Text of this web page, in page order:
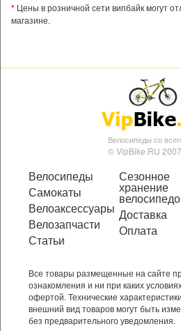
* Цены в розничной сети випбайк могут
магазине.
Велосипеды со
© VipBike.RU
Велосипеды
Самокаты
Велоаксессуары
Велозапчасти
Статьи
Сезонное
хранение
Доставка
Оплата
Все товары размещенные на сайте
ознакомления и ни при каких
офертой. Технические
внешний вид товаров могут быть
без предварительного уведомления.